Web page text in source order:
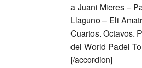
a Juani Mieres –
Llaguno – Eli
Cuartos. Octavos.
del World Padel
[/accordion]